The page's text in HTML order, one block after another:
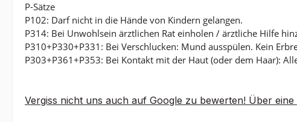
P-Sätze
P102: Darf nicht in die Hände von Kindern gelangen.
P314: Bei Unwohlsein ärztlichen Rat einholen / ärztliche Hilfe
P310+P330+P331: Bei Verschlucken: Mund ausspülen. Kein
P303+P361+P353: Bei Kontakt mit der Haut (oder dem Haar):
Vergiss nicht uns auch auf Google zu bewerten! Über